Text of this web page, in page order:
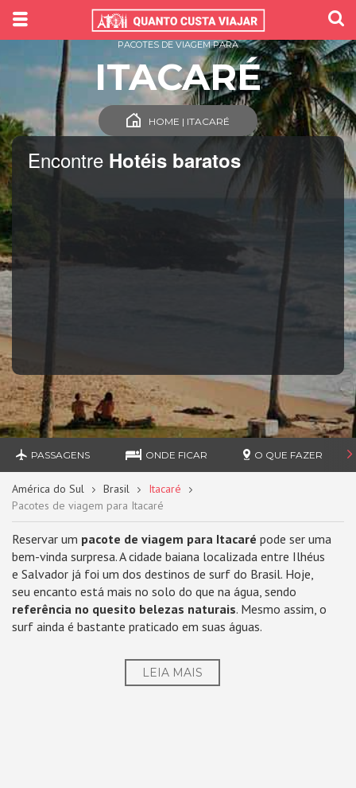
Encontre Hotéis baratos
PACOTES DE VIAGEM PARA
ITACARÉ
HOME | ITACARÉ
PASSAGENS ONDE FICAR O QUE FAZER
América do Sul Brasil
Itacaré
Pacotes de viagem para Itacaré
Reservar um pacote de viagem para Itacaré pode ser uma
bem-vinda surpresa. A cidade baiana localizada entre Ilhéus
e Salvador já foi um dos destinos de surf do Brasil. Hoje,
seu encanto está mais no solo do que na água, sendo
referência no quesito belezas naturais. Mesmo assim, o
surf ainda é bastante praticado em suas águas.
LEIA MAIS